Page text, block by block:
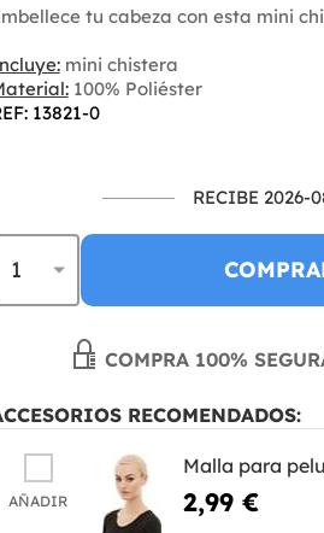
tu cabeza con esta mini
mini chistera
100% Poliéster
13821-0
RECIBE 2026-
COMPRA 100%
RECOMENDADOS:
AÑADIR
Malla para
2,99 €